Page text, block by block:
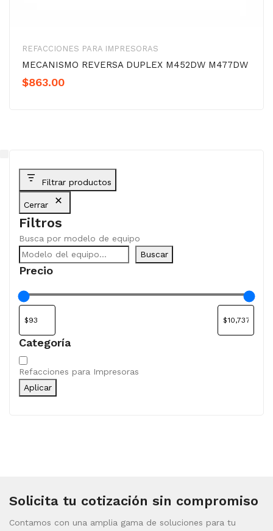
REFACCIONES PARA IMPRESORAS
MECANISMO REVERSA DUPLEX M452DW M477DW
$863.00
Filtrar productos
Cerrar
Filtros
Busca por modelo de equipo
Buscar
Precio
Categoría
Categoría
Refacciones para Impresoras
Aplicar
Solicita tu cotización sin compromiso
Contamos con una amplia gama de soluciones para tu